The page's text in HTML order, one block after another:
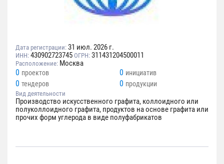
Дата регистрации: 31 июл. 2026 г.
ИНН: 430902723745 ОГРН: 311431204500011
Расположение: Москва
0 проектов 0 инициатив
0 тендеров 0 продукции
Вид деятельности
Производство искусственного графита, коллоидного или
полуколлоидного графита, продуктов на основе графита или
прочих форм углерода в виде полуфабрикатов